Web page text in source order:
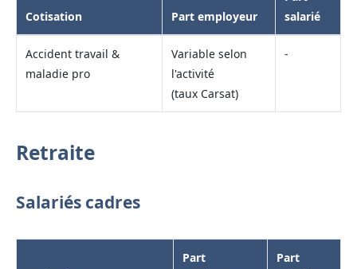
Cotisation Part employeur
salarié
Accident travail &
maladie pro
Variable selon
l'activité
(taux Carsat)
-
Retraite
Salariés cadres
Part
Part